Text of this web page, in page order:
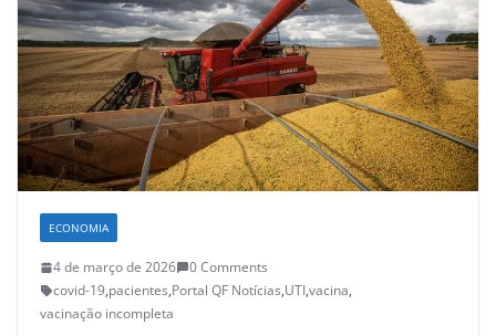
ECONOMIA
4 de março de 2026
0 Comments
covid-19,pacientes,Portal QF Notícias,UTI,vacina,
vacinação incompleta